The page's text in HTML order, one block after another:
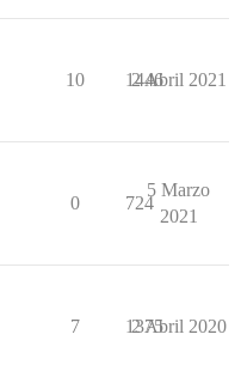
10 1446
2 Abril 2021
0 724
5 Marzo
2021
7 1375
2 Abril 2020